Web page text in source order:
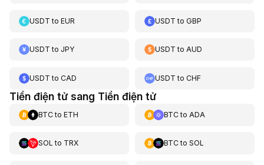
USDT to EUR USDT toGBP
USDT to JPY USDT toAUD
USDT to CAD USDT toCHF
Tiền điện tử sang Tiền điện tử
BTCto ETH BTCto ADA
SOL to TRX BTCto SOL